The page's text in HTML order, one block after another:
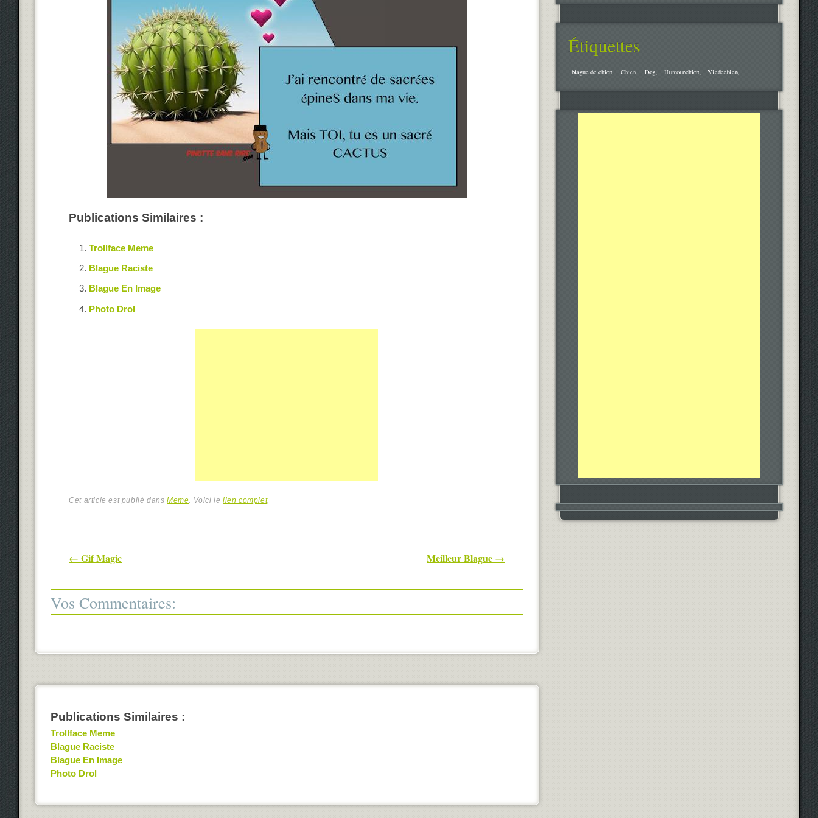
Publications Similaires :
Trollface Meme
Blague Raciste
Blague En Image
Photo Drol
Cet article est publié dansMeme. Voici lelien complet.
Post navigation
← Gif Magic Meilleur Blague →
Vos Commentaires:
Étiquettes
blague de chien Chien Dog Humourchien Viedechien
Publications Similaires :
Trollface Meme
Blague Raciste
Blague En Image
Photo Drol